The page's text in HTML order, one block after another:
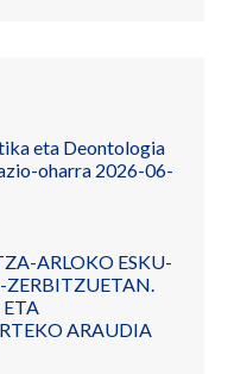
eta Deontologia
oharra 2026-06-
ARLOKO ESKU-
ZERBITZUETAN.
ARAUDIA